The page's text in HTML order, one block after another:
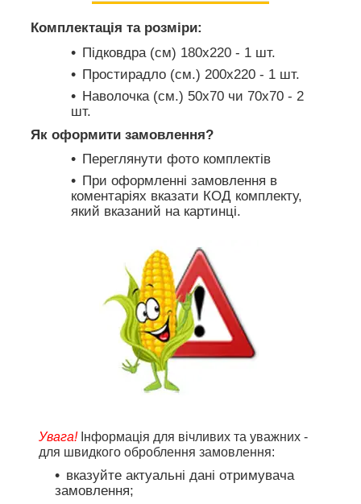
Комплектація та розміри:
Підковдра (см) 180х220 - 1 шт.
Простирадло (см.) 200х220 - 1 шт.
Наволочка (см.) 50х70 чи 70х70 - 2
шт.
Як оформити замовлення?
Переглянути фото комплектів
При оформленні замовлення в
коментаріях вказати КОД комплекту,
який вказаний на картинці.
Увага! Інформація для вічливих та уважних -
для швидкого оброблення замовлення:
вказуйте актуальні дані отримувача
замовлення;